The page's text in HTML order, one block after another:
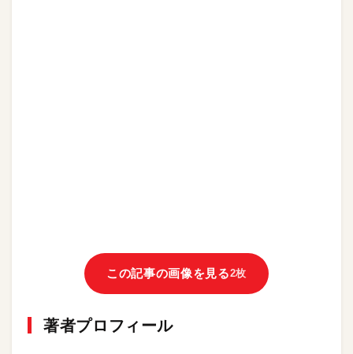
この記事の画像を見る2枚
著者プロフィール